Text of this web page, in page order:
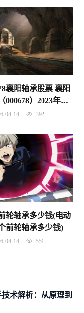
襄阳轴承股票 襄阳
000678）2023年三
析：营收上升亏损
04-14 392
轮轴承多少钱(电动
前轮轴承多少钱)
04-14 551
术解析：从原理到